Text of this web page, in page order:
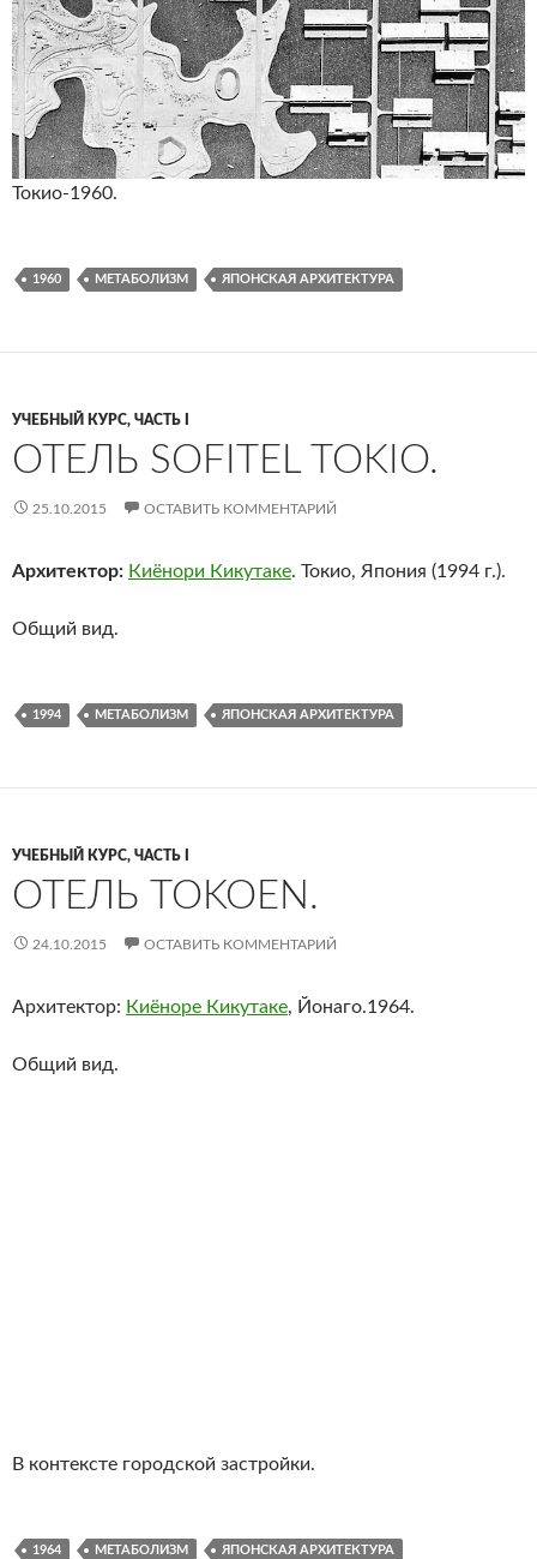
Токио-1960.
1960 МЕТАБОЛИЗМ ЯПОНСКАЯ АРХИТЕКТУРА
УЧЕБНЫЙ КУРС, ЧАСТЬ I
ОТЕЛЬ SOFITEL TOKIO.
25.10.2015 ОСТАВИТЬ КОММЕНТАРИЙ
Архитектор: Киёнори Кикутаке. Токио, Япония (1994 г.).
Общий вид.
1994 МЕТАБОЛИЗМ ЯПОНСКАЯ АРХИТЕКТУРА
УЧЕБНЫЙ КУРС, ЧАСТЬ I
ОТЕЛЬ TOKOEN.
24.10.2015 ОСТАВИТЬ КОММЕНТАРИЙ
Архитектор: Киёноре Кикутаке, Йонаго.1964.
Общий вид.
В контексте городской застройки.
1964 МЕТАБОЛИЗМ ЯПОНСКАЯ АРХИТЕКТУРА